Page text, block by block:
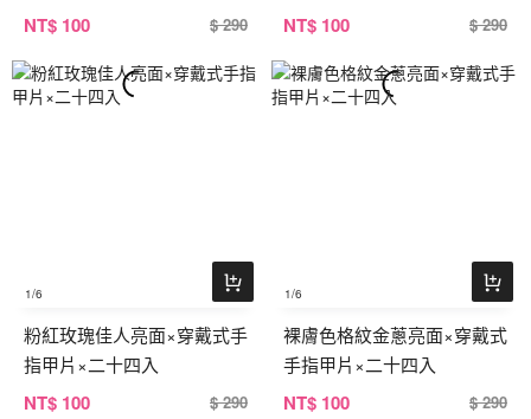
NT$ 100 $ 290 NT$ 100 $ 290
1/6
粉紅玫瑰佳人亮面×穿戴式手
指甲片×二十四入
NT$ 100 $ 290
1/6
裸膚色格紋金蔥亮面×穿戴式
手指甲片×二十四入
NT$ 100 $ 290